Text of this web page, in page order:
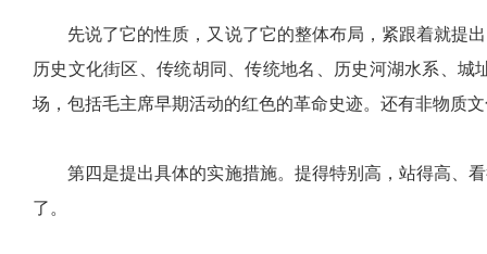
先说了它的性质，又说了它的整体布局，紧跟着就提
历史文化街区、传统胡同、传统地名、历史河湖水系、
场，包括毛主席早期活动的红色的革命史迹。还有非物质
第四是提出具体的实施措施。提得特别高，站得高、
了。